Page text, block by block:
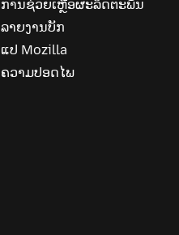
ການຊ່ວຍເຫຼືອຜະລິດຕະພັນ
ລາຍງານບັກ
ແປ Mozilla
ຄວາມປອດໄພ